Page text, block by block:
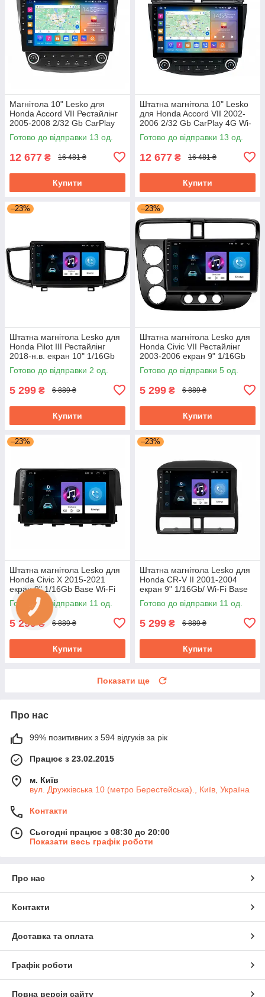
Магнітола 10" Lesko для
Honda Accord VII Рестайлінг
2005-2008 2/32 Gb CarPlay
4G Wi-Fi GPS Prime Хонда
Акорд
Готово до відправки 13 од.
12 677 ₴ 16 481 ₴
Купити
Штатна магнітола 10" Lesko
для Honda Accord VII 2002-
2006 2/32 Gb CarPlay 4G Wi-
Fi GPS Prime Хонда Аккорд
Готово до відправки 13 од.
12 677 ₴ 16 481 ₴
Купити
–23%
Штатна магнітола Lesko для
Honda Pilot III Рестайлінг
2018-н.в. екран 10" 1/16Gb
Wi-Fi GPS Base Хонда Пілот
Готово до відправки 2 од.
5 299 ₴ 6 889 ₴
Купити
–23%
Штатна магнітола Lesko для
Honda Civic VII Рестайлінг
2003-2006 екран 9" 1/16Gb
Wi-Fi GPS Base Хонда Цивік
Готово до відправки 5 од.
5 299 ₴ 6 889 ₴
Купити
–23%
Штатна магнітола Lesko для
Honda Civic X 2015-2021
екран 9" 1/16Gb Base Wi-Fi
Android GPS Хонда цивік
Готово до відправки 11 од.
5 299₴ 6 889 ₴
Купити
–23%
Штатна магнітола Lesko для
Honda CR-V II 2001-2004
екран 9" 1/16Gb/ Wi-Fi Base
GPS Android
Готово до відправки 11 од.
5 299 ₴ 6 889 ₴
Купити
Показати ще
Про нас
99% позитивних з 594 відгуків за рік
Працює з 23.02.2015
м. Київ
вул. Дружківська 10 (метро Берестейська)., Київ, Україна
Контакти
Сьогодні працює з 08:30 до 20:00
Показати весь графік роботи
Про нас
Контакти
Доставка та оплата
Графік роботи
Повна версія сайту